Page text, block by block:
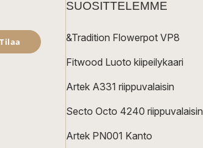
Tilaa
SUOSITTELEMME
&Tradition Flowerpot VP8
Fitwood Luoto kiipeilykaari
Artek A331 riippuvalaisin
Secto Octo 4240 riippuvalaisin
Artek PN001 Kanto